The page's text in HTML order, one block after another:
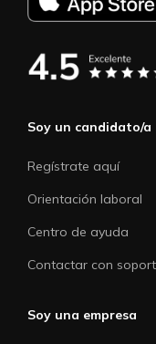
Soy un candidato/a
Regístrate aquí
Orientación laboral
Centro de ayuda
Contactar con
Soy una empresa